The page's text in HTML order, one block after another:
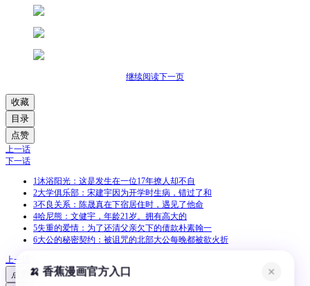
继续阅读下一页
收藏
目录
点赞
上一话
下一话
1沐浴阳光：这是发生在一位17年撩人却不自
2大学俱乐部：宋建宇因为开学时生病，错过了和
3不良关系：陈晟真在下宿居住时，遇见了他命
4哈尼熊：文健宇，年龄21岁。拥有高大的
5失重的爱情：为了还清父亲欠下的债款朴素翰一
6大公的秘密契约：被诅咒的北部大公每晚都被欲火折
上一话
点赞
🍌 香蕉漫画官方入口 ✕